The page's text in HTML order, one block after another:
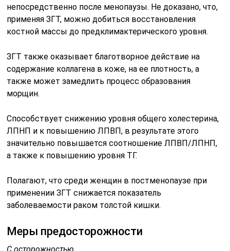
непосредственно после менопаузы. Не доказано, что,
применяя ЗГТ, можно добиться восстановления
костной массы до предклимактерического уровня.
ЗГТ также оказывает благотворное действие на
содержание коллагена в коже, на ее плотность, а
также может замедлить процесс образования
морщин.
Способствует снижению уровня общего холестерина,
ЛПНП и к повышению ЛПВП, в результате этого
значительно повышается соотношение ЛПВП/ЛПНП,
а также к повышению уровня ТГ.
Полагают, что среди женщин в постменопаузе при
применении ЗГТ снижается показатель
заболеваемости раком толстой кишки.
Меры предосторожности
С осторожностью